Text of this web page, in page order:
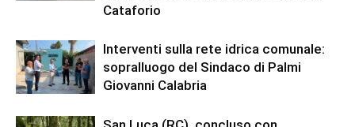
Cataforio
Interventi sulla rete idrica comunale:
sopralluogo del Sindaco di Palmi
Giovanni Calabria